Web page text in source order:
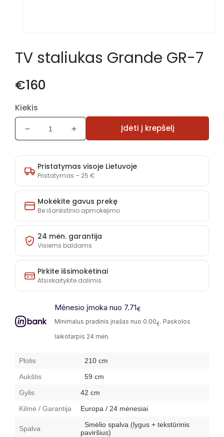
1
modaliniame
TV staliukas Grande GR-7
€160
Kiekis
Sumažinti
TV
staliukas
Grande
GR-
7
Padidinti
TV
staliukas
Grande
GR-
7
Įdėti į krepšelį
Pristatymas visoje Lietuvoje
Pristatymas – 25 €
Mokėkite gavus prekę
Be išankstinio apmokėjimo
24 mėn. garantija
Visiems baldams
Pirkite išsimokėtinai
Atsiskaitykite dalimis
Mėnesio įmoka nuo 7.71€
Minimalus pradinis įnašas nuo 0.00€. Paskolos
laikotarpis 24 mėn.
Plotis 210 cm
Aukštis
59 cm
Gylis
42 cm
Kilmė / Garantija
Europa / 24 mėnesiai
Spalva
Smėlio spalva (lygus + tekstūrinis
paviršius)